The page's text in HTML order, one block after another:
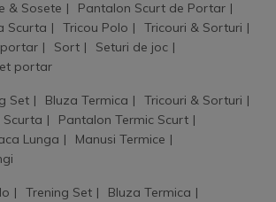
& Sosete
Pantalon Scurt de Portar
Scurta
Tricou Polo
Tricouri & Sorturi
Sort
Seturi de joc
portar
Set Bluza Termica
Tricouri & Sorturi
Scurta
Pantalon Termic Scurt
Lunga
Manusi Termice
Trening Set
Bluza Termica